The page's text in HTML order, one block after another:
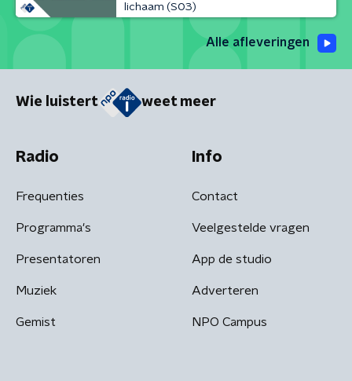
lichaam (S03)
Alle afleveringen
Wie luistert weet meer
Radio
Frequenties
Programma's
Presentatoren
Muziek
Gemist
Info
Contact
Veelgestelde vragen
App de studio
Adverteren
NPO Campus